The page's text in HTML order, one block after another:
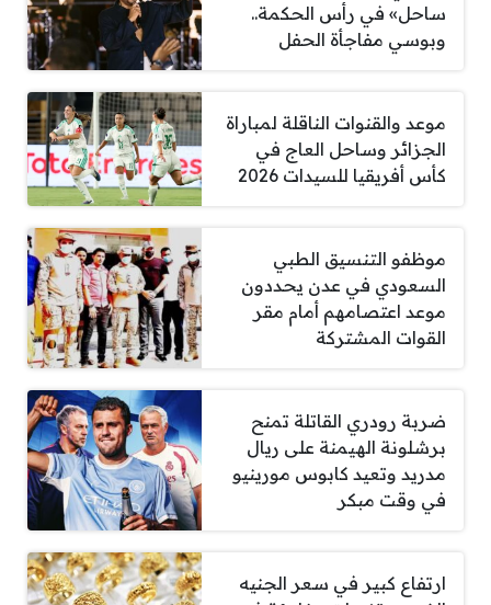
ساحل» في رأس الحكمة..
وبوسي مفاجأة الحفل
موعد والقنوات الناقلة لمباراة
الجزائر وساحل العاج في
كأس أفريقيا للسيدات 2026
موظفو التنسيق الطبي
السعودي في عدن يحددون
موعد اعتصامهم أمام مقر
القوات المشتركة
ضربة رودري القاتلة تمنح
برشلونة الهيمنة على ريال
مدريد وتعيد كابوس مورينيو
في وقت مبكر
ارتفاع كبير في سعر الجنيه